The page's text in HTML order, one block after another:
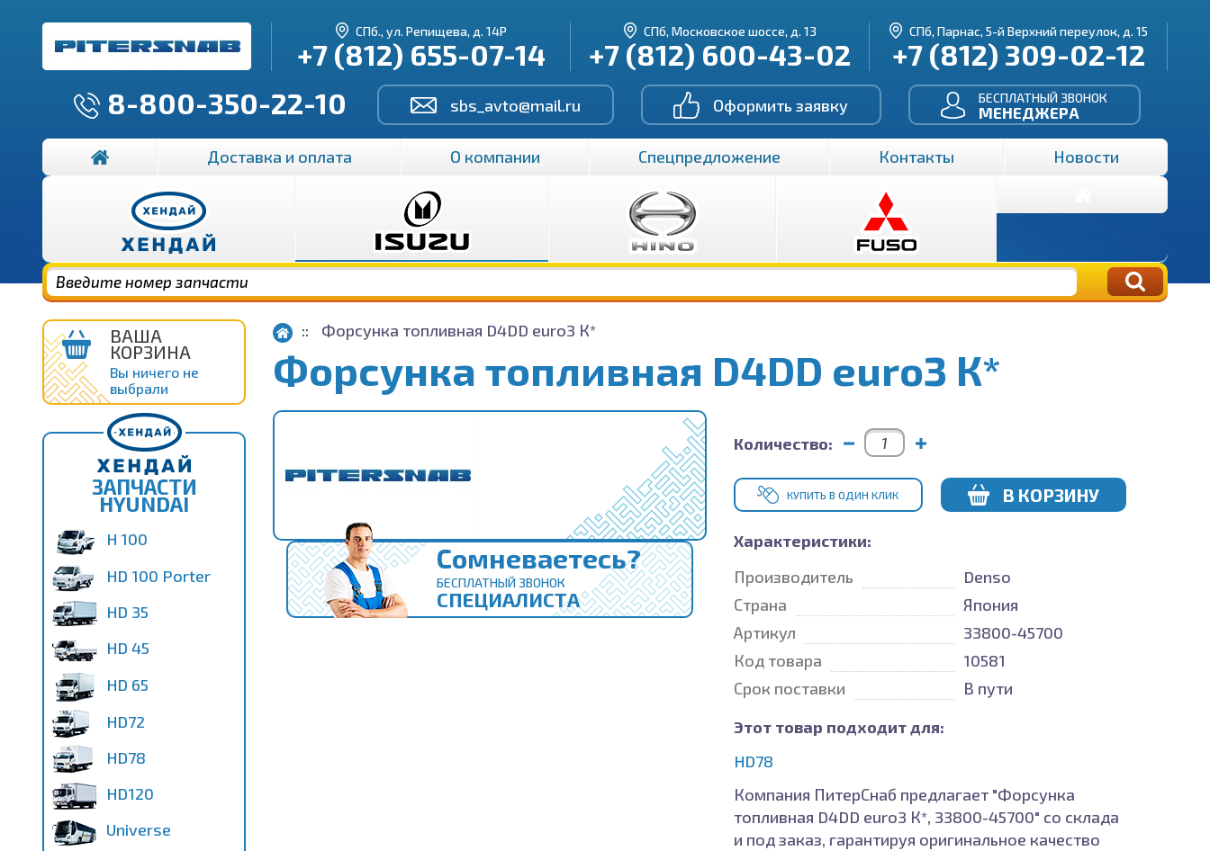
СПб., ул. Репищева, д. 14Р
+7 (812) 655-07-14
СПб, Московское шоссе, д. 13
+7 (812) 600-43-02
СПб, Парнас, 5-й Верхний переулок, д. 15
+7 (812) 309-02-12
8-800-350-22-10
sbs_avto@mail.ru Оформить заявку БЕСПЛАТНЫЙ ЗВОНОК
МЕНЕДЖЕРА
Доставка и оплата О компании Спецпредложение Контакты Новости
ВАША
КОРЗИНА
Вы ничего не
выбрали
ЗАПЧАСТИ
HYUNDAI
H 100
HD 100 Porter
HD 35
HD 45
HD 65
HD72
HD78
HD120
Universe
Форсунка топливная D4DD euro3 К*
Форсунка топливная D4DD euro3 К*
Сомневаетесь?
БЕСПЛАТНЫЙ ЗВОНОК
СПЕЦИАЛИСТА
Количество:
КУПИТЬ В ОДИН КЛИК В КОРЗИНУ
Характеристики:
Производитель
Denso
Страна
Япония
Артикул
33800-45700
Код товара
10581
Срок поставки
В пути
Этот товар подходит для:
HD78
Компания ПитерСнаб предлагает "Форсунка
топливная D4DD euro3 К*, 33800-45700" со склада
и под заказ, гарантируя оригинальное качество